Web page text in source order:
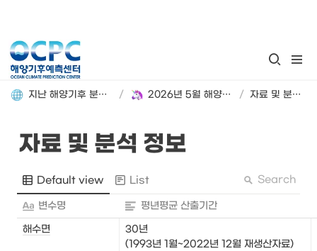
지난 해양기후 분석정보 돌아보기 / 2026년 5월 해양기후 분석정보 / 자료 및 분석 정보
자료 및 분석 정보
Default view List Search
변수명
평년평균 산출기간
해수면
30년
(1993년 1월~2022년 12월 재생산자료)